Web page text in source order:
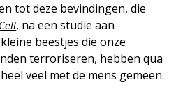
tot deze bevindingen, die
Cell, na een studie aan
beestjes die onze
terroriseren, hebben qua
veel met de mens gemeen.